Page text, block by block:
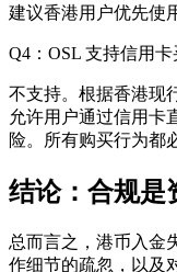
建议香港用户优先使
Q4：OSL 支持信用卡
不支持。根据香港现
允许用户通过信用卡
险。所有购买行为都
结论：合规是
总而言之，港币入金
作细节的疏忽，以及